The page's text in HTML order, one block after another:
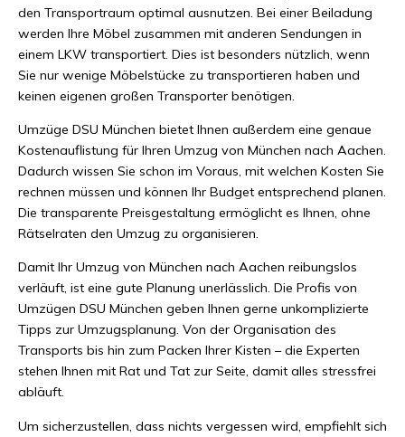
den Transportraum optimal ausnutzen. Bei einer Beiladung
werden Ihre Möbel zusammen mit anderen Sendungen in
einem LKW transportiert. Dies ist besonders nützlich, wenn
Sie nur wenige Möbelstücke zu transportieren haben und
keinen eigenen großen Transporter benötigen.
Umzüge DSU München bietet Ihnen außerdem eine genaue
Kostenauflistung für Ihren Umzug von München nach Aachen.
Dadurch wissen Sie schon im Voraus, mit welchen Kosten Sie
rechnen müssen und können Ihr Budget entsprechend planen.
Die transparente Preisgestaltung ermöglicht es Ihnen, ohne
Rätselraten den Umzug zu organisieren.
Damit Ihr Umzug von München nach Aachen reibungslos
verläuft, ist eine gute Planung unerlässlich. Die Profis von
Umzügen DSU München geben Ihnen gerne unkomplizierte
Tipps zur Umzugsplanung. Von der Organisation des
Transports bis hin zum Packen Ihrer Kisten – die Experten
stehen Ihnen mit Rat und Tat zur Seite, damit alles stressfrei
abläuft.
Um sicherzustellen, dass nichts vergessen wird, empfiehlt sich